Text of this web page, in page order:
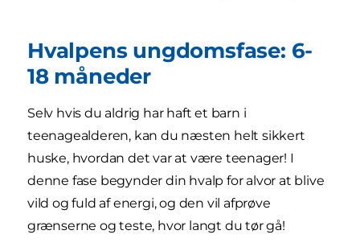
Hvalpens ungdomsfase: 6-
18 måneder
Selv hvis du aldrig har haft et barn i
teenagealderen, kan du næsten helt sikkert
huske, hvordan det var at være teenager! I
denne fase begynder din hvalp for alvor at blive
vild og fuld af energi, og den vil afprøve
grænserne og teste, hvor langt du tør gå!